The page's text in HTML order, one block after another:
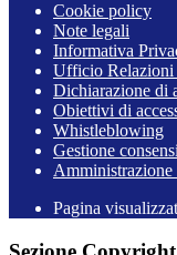
Cookie policy
Note legali
Informativa
Ufficio
Dichiarazione di
Obiettivi di
Whistleblowing
Gestione
Amministrazione
Pagina